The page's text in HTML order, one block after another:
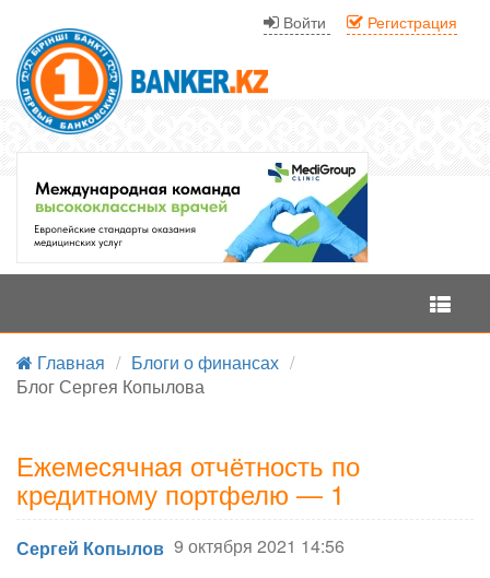
Войти Регистрация
Меню
Главная / Блоги о финансах /
Блог Сергея Копылова
Ежемесячная отчётность по
кредитному портфелю — 1
Сергей Копылов 9 октября 2021 14:56